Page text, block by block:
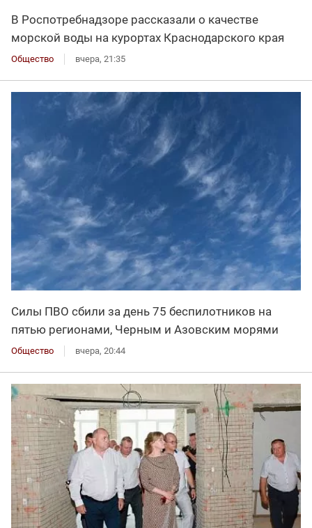
В Роспотребнадзоре рассказали о качестве
морской воды на курортах Краснодарского края
Общество вчера, 21:35
Силы ПВО сбили за день 75 беспилотников на
пятью регионами, Черным и Азовским морями
Общество вчера, 20:44